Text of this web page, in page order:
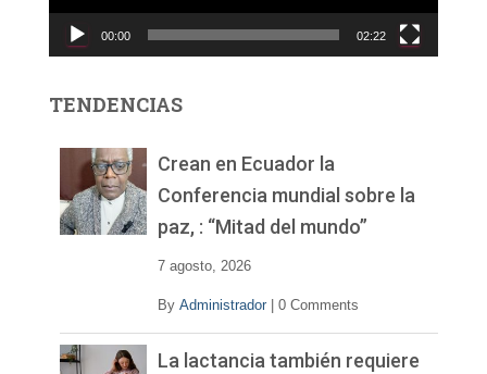
c
d
00:00 02:22
TENDENCIAS
Crean en Ecuador la
Conferencia mundial sobre la
paz, : “Mitad del mundo”
7 agosto, 2026
By Administrador 0 Comments
La lactancia también requiere